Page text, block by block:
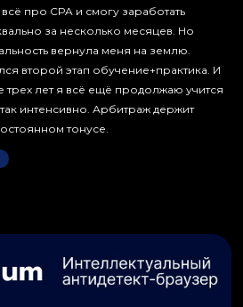
про CPA и смогу заработать
за несколько месяцев. Но
вернула меня на землю.
второй этап обучение+практика. И
трех лет я всё ещё продолжаю учится
интенсивно. Арбитраж держит
тонусе.